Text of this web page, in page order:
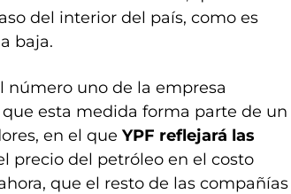
del interior del país, como es
baja.
número uno de la empresa
esta medida forma parte de un
en el que YPF reflejará las
precio del petróleo en el costo
que el resto de las compañías